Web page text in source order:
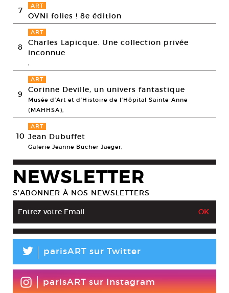
7 ART
OVNi folies ! 8e édition
8
ART
Charles Lapicque. Une collection privée
inconnue
9
ART
Corinne Deville, un univers fantastique
Musée d’Art et d’Histoire de l’Hôpital Sainte-Anne
(MAHHSA),
10
ART
Jean Dubuffet
Galerie Jeanne Bucher Jaeger,
NEWSLETTER
S’ABONNER À NOS NEWSLETTERS
L parisART sur Twitter
parisART sur Instagram